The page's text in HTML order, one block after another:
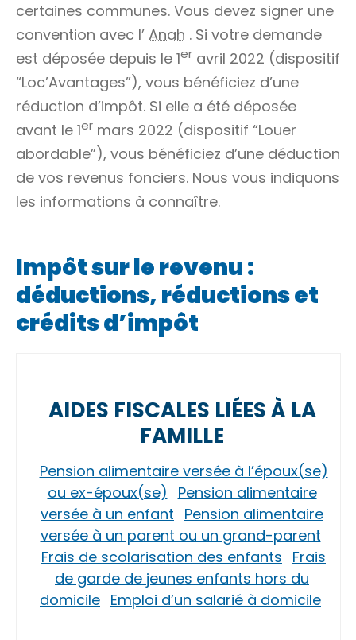
certaines communes. Vous devez signer une
convention avec l’ Anah . Si votre demande
est déposée depuis le 1er avril 2022 (dispositif
“Loc’Avantages”), vous bénéficiez d’une
réduction d’impôt. Si elle a été déposée
avant le 1er mars 2022 (dispositif “Louer
abordable”), vous bénéficiez d’une déduction
de vos revenus fonciers. Nous vous indiquons
les informations à connaître.
Impôt sur le revenu :
déductions, réductions et
crédits d’impôt
AIDES FISCALES LIÉES À LA
FAMILLE
Pension alimentaire versée à l’époux(se)
ou ex-époux(se)
Pension alimentaire
versée à un enfant Pension alimentaire
versée à un parent ou un grand-parent
Frais de scolarisation des enfants Frais
de garde de jeunes enfants hors du
domicile Emploi d’un salarié à domicile